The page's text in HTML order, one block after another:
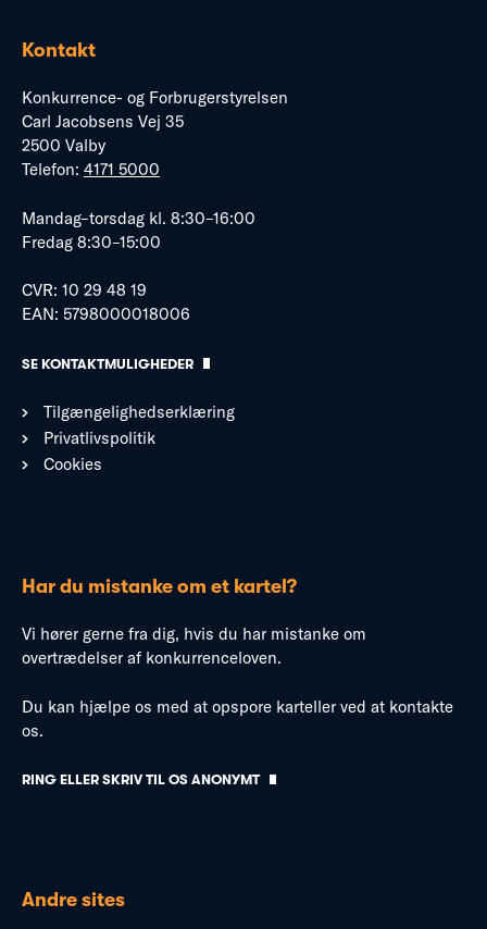
Kontakt
Konkurrence- og Forbrugerstyrelsen
Carl Jacobsens Vej 35
2500 Valby
Telefon: 4171 5000
Mandag–torsdag kl. 8:30–16:00
Fredag 8:30–15:00
CVR: 10 29 48 19
EAN: 5798000018006
SE KONTAKTMULIGHEDER
Tilgængelighedserklæring
Privatlivspolitik
Cookies
Har du mistanke om et kartel?
Vi hører gerne fra dig, hvis du har mistanke om
overtrædelser af konkurrenceloven.
Du kan hjælpe os med at opspore karteller ved at kontakte
os.
RING ELLER SKRIV TIL OS ANONYMT
Andre sites